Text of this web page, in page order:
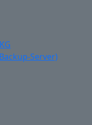
Server)